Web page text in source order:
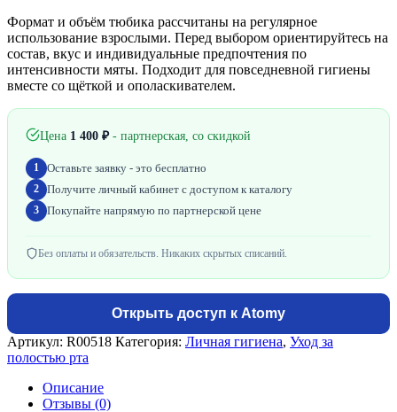
Формат и объём тюбика рассчитаны на регулярное
использование взрослыми. Перед выбором ориентируйтесь на
состав, вкус и индивидуальные предпочтения по
интенсивности мяты. Подходит для повседневной гигиены
вместе со щёткой и ополаскивателем.
Цена 1 400 ₽- партнерская, со скидкой
1 Оставьте заявку - это бесплатно
2 Получите личный кабинет с доступом к каталогу
3 Покупайте напрямую по партнерской цене
Без оплаты и обязательств. Никаких скрытых списаний.
Открыть доступ к Atomy
Артикул: R00518 Категория: Личная гигиена, Уход за
полостью рта
Описание
Отзывы (0)